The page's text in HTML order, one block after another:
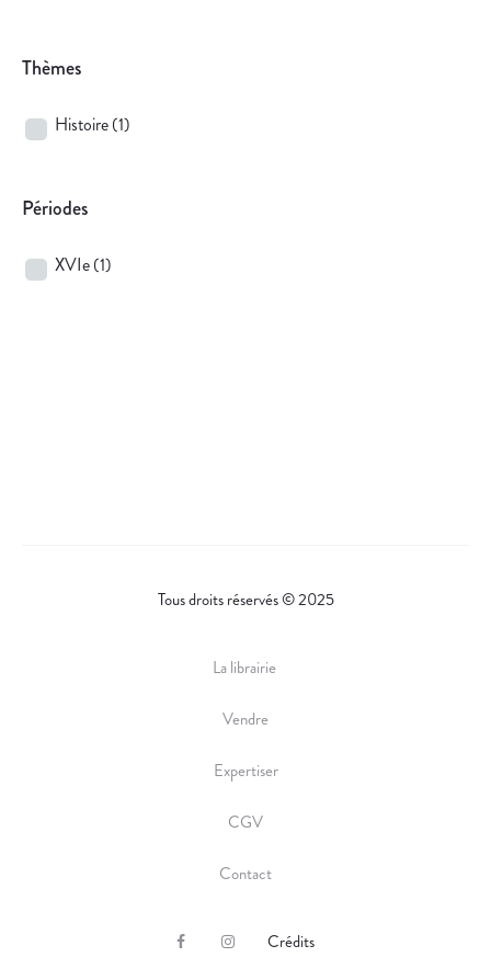
Thèmes
Histoire(1)
Périodes
XVIe(1)
Tous droits réservés © 2025
La librairie
Vendre
Expertiser
CGV
Contact
Crédits